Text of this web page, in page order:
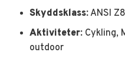
Skyddsklass:ANSI
Aktiviteter: Cykling,
outdoor